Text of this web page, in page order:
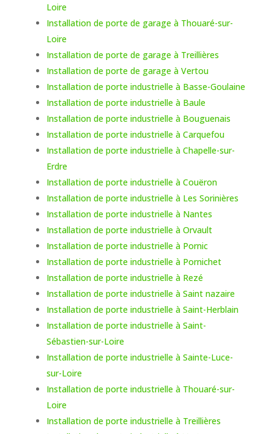
Loire
Installation de porte de garage à Thouaré-sur-
Loire
Installation de porte de garage à Treillières
Installation de porte de garage à Vertou
Installation de porte industrielle à Basse-Goulaine
Installation de porte industrielle à Baule
Installation de porte industrielle à Bouguenais
Installation de porte industrielle à Carquefou
Installation de porte industrielle à Chapelle-sur-
Erdre
Installation de porte industrielle à Couëron
Installation de porte industrielle à Les Sorinières
Installation de porte industrielle à Nantes
Installation de porte industrielle à Orvault
Installation de porte industrielle à Pornic
Installation de porte industrielle à Pornichet
Installation de porte industrielle à Rezé
Installation de porte industrielle à Saint nazaire
Installation de porte industrielle à Saint-Herblain
Installation de porte industrielle à Saint-
Sébastien-sur-Loire
Installation de porte industrielle à Sainte-Luce-
sur-Loire
Installation de porte industrielle à Thouaré-sur-
Loire
Installation de porte industrielle à Treillières